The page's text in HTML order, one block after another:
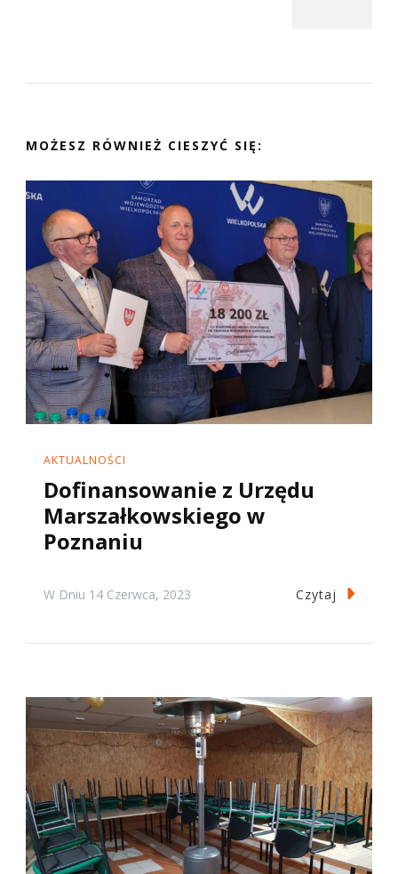
MOŻESZ RÓWNIEŻ CIESZYĆ SIĘ:
AKTUALNOŚCI
Dofinansowanie z Urzędu
Marszałkowskiego w
Poznaniu
W Dniu 14 Czerwca, 2023 Czytaj